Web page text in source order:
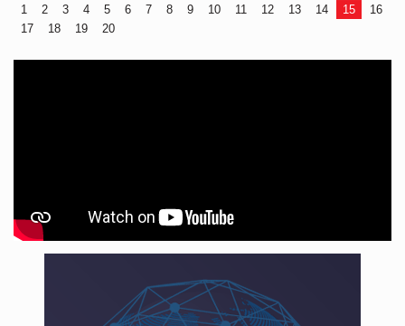
1 2 3 4 5 6 7 8 9 10 11 12 13 14 15
16
17
18 19 20